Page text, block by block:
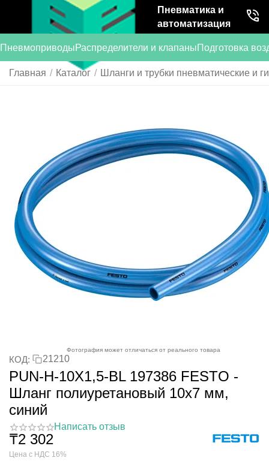
Пневматика и
автоматизация
ПневмоприводыРаспределители и клапаныПодготовка
Главная / Каталог / Шланги и трубки пневматические и
Фотография может отличаться от реального товара
КОД: 21210
PUN-H-10X1,5-BL 197386 FESTO -
Шланг полиуретановый 10x7 мм,
синий
Написать отзыв
₸2 302
Цена с НДС 16%